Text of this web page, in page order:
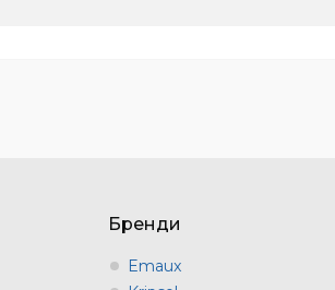
Бренди
Emaux